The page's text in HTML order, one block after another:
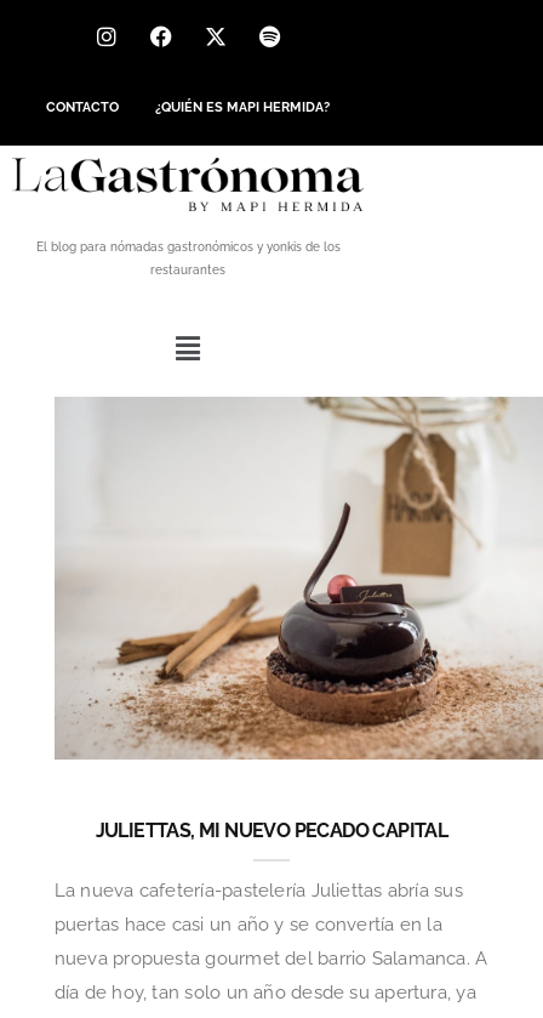
CONTACTO ¿QUIÉN ES MAPI HERMIDA?
El blog para nómadas gastronómicos y yonkis de los
restaurantes
JULIETTAS, MI NUEVO PECADO CAPITAL
La nueva cafetería-pastelería Juliettas abría sus
puertas hace casi un año y se convertía en la
nueva propuesta gourmet del barrio Salamanca. A
día de hoy, tan solo un año desde su apertura, ya